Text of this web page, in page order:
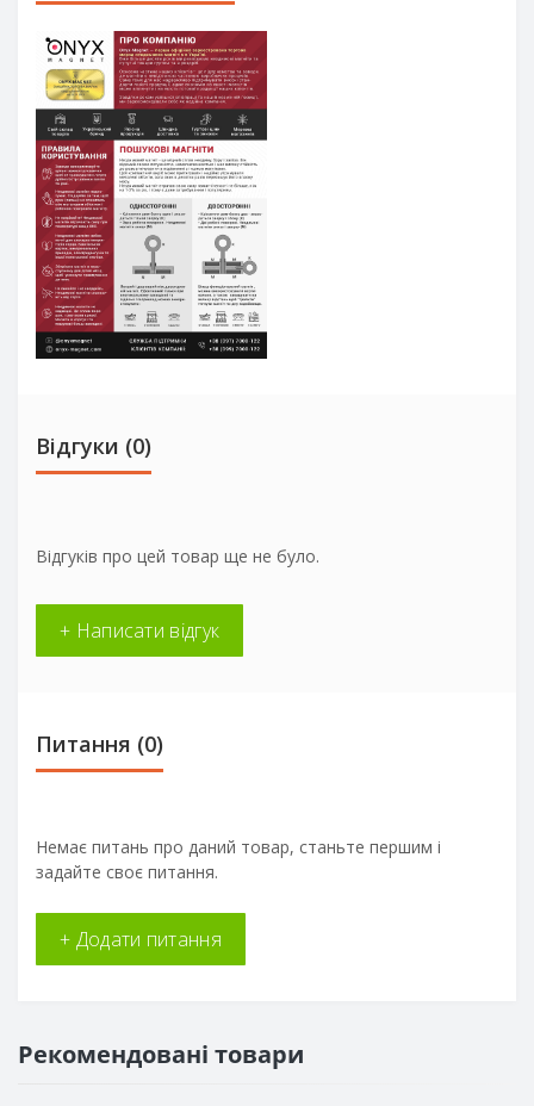
Відгуки (0)
Відгуків про цей товар ще не було.
+ Написати відгук
Питання (0)
Немає питань про даний товар, станьте першим і
задайте своє питання.
+ Додати питання
Рекомендовані товари